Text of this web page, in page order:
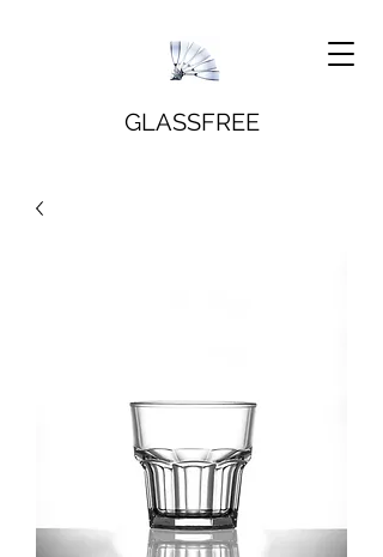
GLASSFREE